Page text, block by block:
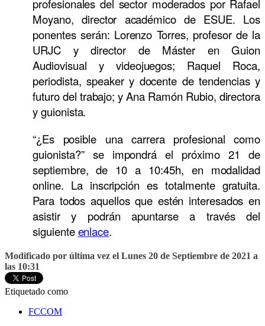
profesionales del sector moderados por Rafael
Moyano, director académico de ESUE. Los
ponentes serán: Lorenzo Torres, profesor de la
URJC y director de Máster en Guion
Audiovisual y videojuegos; Raquel Roca,
periodista, speaker y docente de tendencias y
futuro del trabajo; y Ana Ramón Rubio, directora
y guionista.
“¿Es posible una carrera profesional como
guionista?” se impondrá el próximo 21 de
septiembre, de 10 a 10:45h, en modalidad
online. La inscripción es totalmente gratuita.
Para todos aquellos que estén interesados en
asistir y podrán apuntarse a través del
siguienteenlace.
Modificado por última vez el Lunes 20 de Septiembre de 2021 a
las 10:31
Etiquetado como
FCCOM